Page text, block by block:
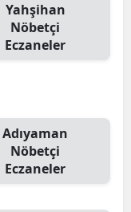
Yahşihan
Nöbetçi
Eczaneler
Adıyaman
Nöbetçi
Eczaneler